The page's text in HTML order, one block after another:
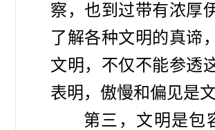
察，也到过带有浓厚
了解各种文明的真谛
文明，不仅不能参透
表明，傲慢和偏见是
第三，文明是包